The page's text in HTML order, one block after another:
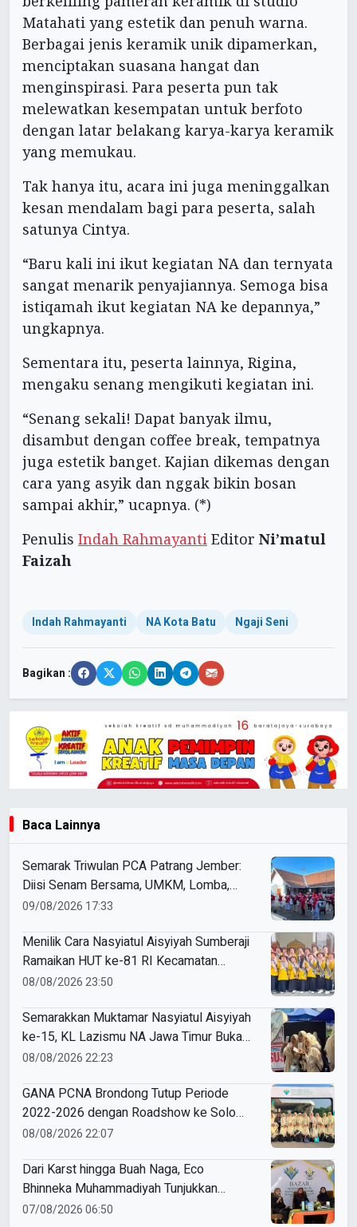
Matahati yang estetik dan penuh warna.
Berbagai jenis keramik unik dipamerkan,
menciptakan suasana hangat dan
menginspirasi. Para peserta pun tak
melewatkan kesempatan untuk berfoto
dengan latar belakang karya-karya keramik
yang memukau.
Tak hanya itu, acara ini juga meninggalkan
kesan mendalam bagi para peserta, salah
satunya Cintya.
“Baru kali ini ikut kegiatan NA dan ternyata
sangat menarik penyajiannya. Semoga bisa
istiqamah ikut kegiatan NA ke depannya,”
ungkapnya.
Sementara itu, peserta lainnya, Rigina,
mengaku senang mengikuti kegiatan ini.
“Senang sekali! Dapat banyak ilmu,
disambut dengan coffee break, tempatnya
juga estetik banget. Kajian dikemas dengan
cara yang asyik dan nggak bikin bosan
sampai akhir,” ucapnya. (*)
Penulis Indah Rahmayanti Editor Ni’matul
Faizah
Indah Rahmayanti NA Kota Batu Ngaji Seni
Bagikan :
Baca Lainnya
Semarak Triwulan PCA Patrang Jember:
Diisi Senam Bersama, UMKM, Lomba,
Pemeriksaan Kesehatan, hingga
09/08/2026 17:33
Menilik Cara Nasyiatul Aisyiyah Sumberaji
Ramaikan HUT ke-81 RI Kecamatan
Sukodadi
08/08/2026 23:50
Semarakkan Muktamar Nasyiatul Aisyiyah
ke-15, KL Lazismu NA Jawa Timur Buka
Layanan ZISKA hingga Spot Foto Cermin
08/08/2026 22:23
GANA PCNA Brondong Tutup Periode
2022-2026 dengan Roadshow ke Solo
dan Jogja
08/08/2026 22:07
Dari Karst hingga Buah Naga, Eco
Bhinneka Muhammadiyah Tunjukkan
Kekuatan Potensi Lokal di Muktamar
07/08/2026 06:50